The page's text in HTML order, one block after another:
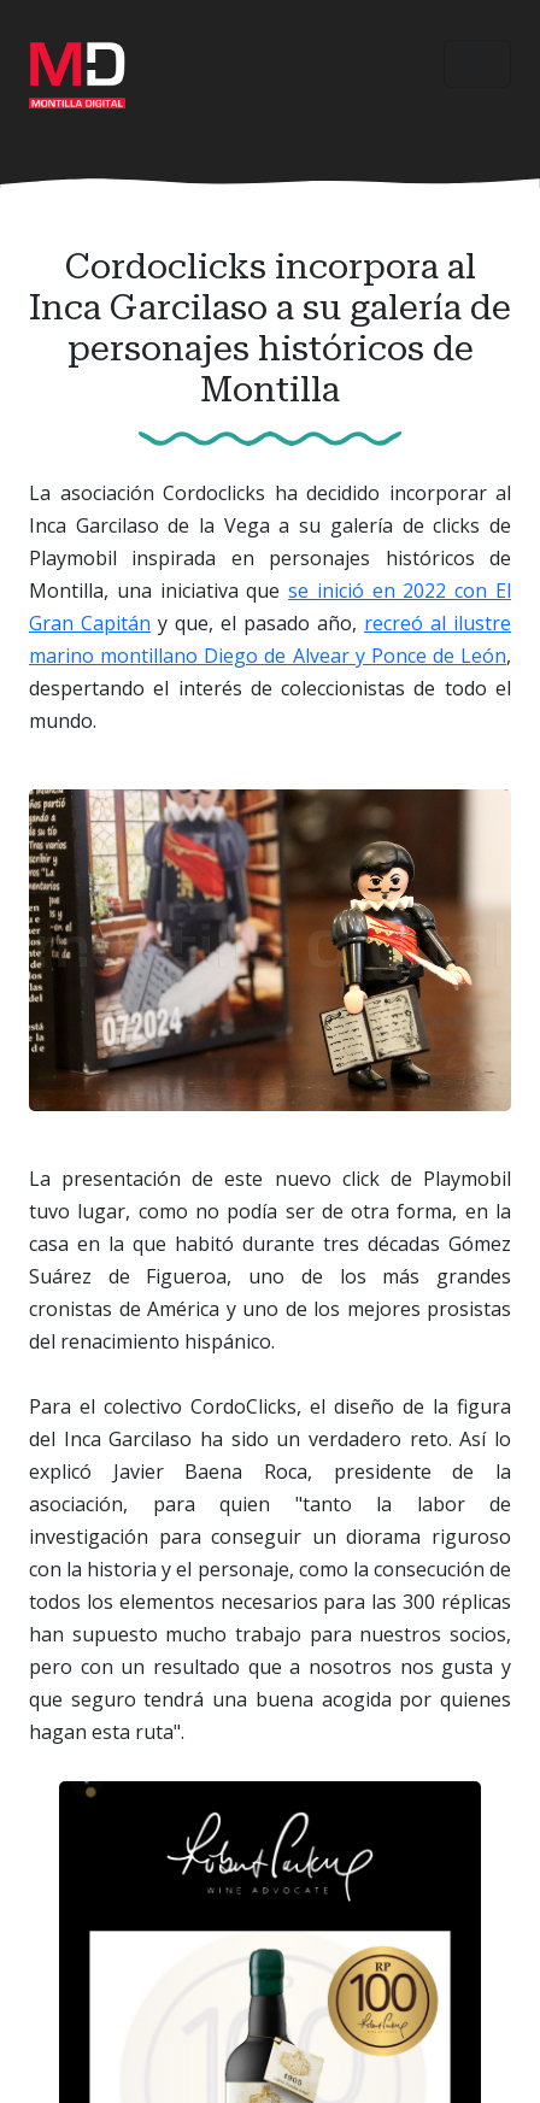
contenido
principal
Cordoclicks incorpora al
Inca Garcilaso a su galería de
personajes históricos de
Montilla
La asociación Cordoclicks ha decidido incorporar al
Inca Garcilaso de la Vega a su galería de clicks de
Playmobil inspirada en personajes históricos de
Montilla, una iniciativa quese inició en 2022 con El
Gran Capitán y que, el pasado año, recreó al ilustre
marino montillano Diego de Alvear y Ponce de León,
despertando el interés de coleccionistas de todo el
mundo.
La presentación de este nuevo click de Playmobil
tuvo lugar, como no podía ser de otra forma, en la
casa en la que habitó durante tres décadas Gómez
Suárez de Figueroa, uno de los más grandes
cronistas de América y uno de los mejores prosistas
del renacimiento hispánico.
Para el colectivo CordoClicks, el diseño de la figura
del Inca Garcilaso ha sido un verdadero reto. Así lo
explicó Javier Baena Roca, presidente de la
asociación, para quien "tanto la labor de
investigación para conseguir un diorama riguroso
con la historia y el personaje, como la consecución de
todos los elementos necesarios para las 300 réplicas
han supuesto mucho trabajo para nuestros socios,
pero con un resultado que a nosotros nos gusta y
que seguro tendrá una buena acogida por quienes
hagan esta ruta".